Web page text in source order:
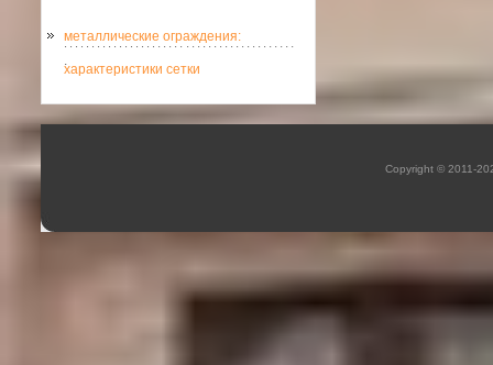
металлические ограждения:
характеристики сетки
.
Copyright © 2011-